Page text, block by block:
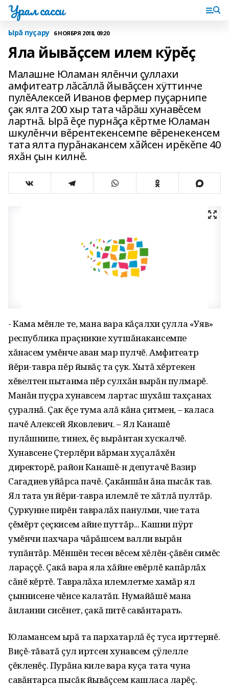
Урал сасси
Ырă пуçару 6 НОЯБРЯ 2018, 09:20
Яла йывăçсем илем кÿрĕç
Малашне Юламан ялĕнчи çуллахи
амфитеатр лăсăллă йывăçсен хÿттинче
пулĕАлексей Иванов фермер пуçарнипе
çак ялта 200 хыр тата чăрăш хунавĕсем
лартнă. Ырă ĕçе пурнăçа кĕртме Юламан
шкулĕнчи вĕрентекенсемпе вĕренекенсем
тата ялта пурăнакансем хăйсен ирĕкĕпе 40
яхăн çын килнĕ.
- Кама мĕнле те, мана вара кăçалхи çулла «Уяв»
республика праçникне хутшăнакансемпе
хăнасем умĕнче аван мар пулчĕ. Амфитеатр
йĕри-тавра пĕр йывăç та çук. Хытă хĕртекен
хĕвелтен пытанма пĕр сулхăн вырăн пулмарĕ.
Манăн пуçра хунавсем лартас шухăш тахçанах
çуралнă. Çак ĕçе тума алă кăна çитмен, – каласа
пачĕ Алексей Яковлевич. – Ял Канашĕ
пулăшнипе, тинех‚ ĕç вырăнтан хускалчĕ.
Хунавсене Çтерлĕри вăрман хуçалăхĕн
директорĕ‚ район Канашĕ-н депутачĕ Вазир
Сагадиев уйăрса пачĕ. Çакăншăн ăна пысăк тав.
Ял тата ун йĕри-тавра илемлĕ те хăтлă пултăр.
Çуркунне пирĕн тавралăх панулми‚ чие тата
çĕмĕрт çеçкисем айне путтăр... Кашни пÿрт
умĕнчи пахчара чăрăшсем валли вырăн
тупăнтăр. Мĕншĕн тесен вĕсем хĕлĕн-çăвĕн симĕс
лараççĕ. Çакă вара яла хăйне евĕрлĕ капăрлăх
сăнĕ кĕртĕ. Тавралăха илемлетме хамăр ял
çыннисене чĕнсе калатăп. Нумайăшĕ мана
ăнланни сисĕнет‚ çакă питĕ савăнтарать.
Юламансем ырă та пархатарлă ĕç туса ирттернĕ.
Виçĕ-тăватă çул иртсен хунавсем çÿлелле
çĕкленĕç. Пурăна киле вара куçа тата чуна
савăнтарса пысăк йывăçсем кашласа ларĕç.